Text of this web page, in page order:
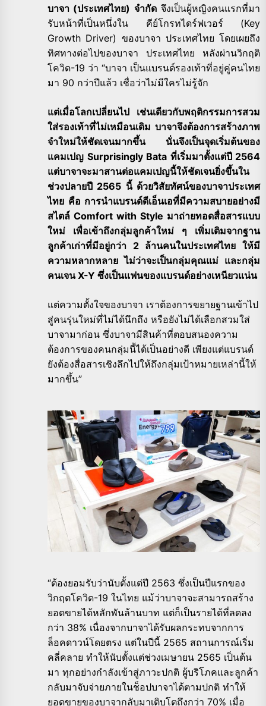
บาจา (ประเทศไทย) จำกัดจึงเป็นผู้หญิงคนแรกที่มา
รับหน้าที่เป็นหนึ่งใน คีย์โกรทไดร์ฟเวอร์ (Key
Growth Driver) ของบาจา ประเทศไทย โดยเผยถึง
ทิศทางต่อไปของบาจา ประเทศไทย หลังผ่านวิกฤติ
โควิด-19 ว่า “บาจา เป็นแบรนด์รองเท้าที่อยู่คู่คนไทย
มา 90 กว่าปีแล้ว เชื่อว่าไม่มีใครไม่รู้จัก
แต่เมื่อโลกเปลี่ยนไป เช่นเดียวกับพฤติกรรมการสวม
ใส่รองเท้าที่ไม่เหมือนเดิม บาจาจึงต้องการสร้างภาพ
จำใหม่ให้ชัดเจนมากขึ้น นั่นจึงเป็นจุดเริ่มต้นของ
แคมเปญ Surprisingly Bata ที่เริ่มมาตั้งแต่ปี 2564
แต่บาจาจะมาสานต่อแคมเปญนี้ให้ชัดเจนยิ่งขึ้นใน
ช่วงปลายปี 2565 นี้ ด้วยวิสัยทัศน์ของบาจาประเทศ
ไทย คือ การนำแบรนด์ดีเอ็นเอที่มีความสบายอย่างมี
สไตล์ Comfort with Style มาถ่ายทอดสื่อสารแบบ
ใหม่ เพื่อเข้าถึงกลุ่มลูกค้าใหม่ ๆ เพิ่มเติมจากฐาน
ลูกค้าเก่าที่มีอยู่กว่า 2 ล้านคนในประเทศไทย ให้มี
ความหลากหลาย ไม่ว่าจะเป็นกลุ่มคุณแม่ และกลุ่ม
คนเจน X-Y ซึ่งเป็นแฟนของแบรนด์อย่างเหนียวแน่น
แต่ความตั้งใจของบาจา เราต้องการขยายฐานเข้าไป
สู่คนรุ่นใหม่ที่ไม่ได้นึกถึง หรือยังไม่ได้เลือกสวมใส่
บาจามาก่อน ซึ่งบาจามีสินค้าที่ตอบสนองความ
ต้องการของคนกลุ่มนี้ได้เป็นอย่างดี เพียงแต่แบรนด์
ยังต้องสื่อสารเชิงลึกไปให้ถึงกลุ่มเป้าหมายเหล่านี้ให้
มากขึ้น”
“ต้องยอมรับว่านับตั้งแต่ปี 2563 ซึ่งเป็นปีแรกของ
วิกฤตโควิด-19 ในไทย แม้ว่าบาจาจะสามารถสร้าง
ยอดขายได้หลักพันล้านบาท แต่ก็เป็นรายได้ที่ลดลง
กว่า 38% เนื่องจากบาจาได้รับผลกระทบจากการ
ล็อคดาวน์โดยตรง แต่ในปีนี้ 2565 สถานการณ์เริ่ม
คลี่คลาย ทำให้นับตั้งแต่ช่วงเมษายน 2565 เป็นต้น
มา ทุกอย่างกำลังเข้าสู่ภาวะปกติ ผู้บริโภคและลูกค้า
กลับมาจับจ่ายภายในช็อปบาจาได้ตามปกติ ทำให้
ยอดขายของบาจากลับมาเติบโตถึงกว่า 70% เมื่อ